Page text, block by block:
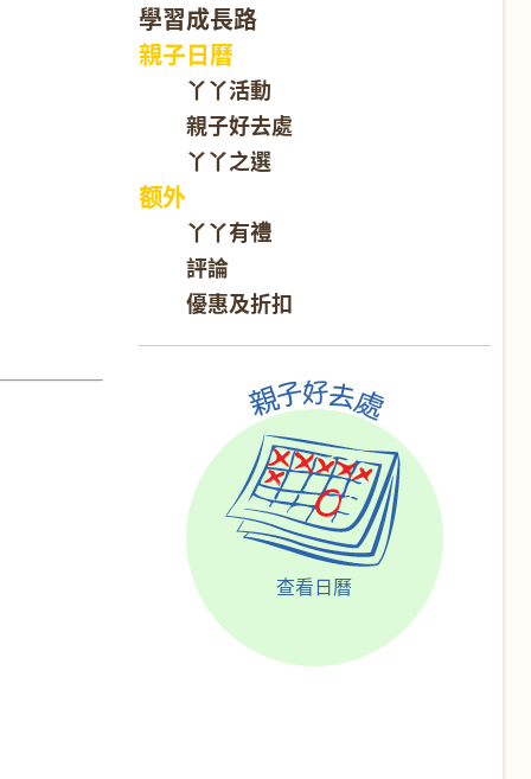
學習成長路
親子日曆
丫丫活動
親子好去處
丫丫之選
额外
丫丫有禮
評論
優惠及折扣
查看日曆